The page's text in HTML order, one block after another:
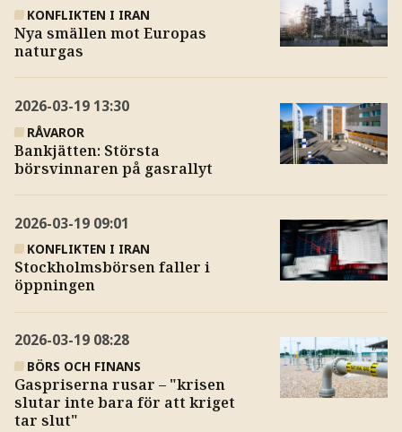
KONFLIKTEN I IRAN
Nya smällen mot Europas
naturgas
2026-03-19 13:30
RÅVAROR
Bankjätten: Största
börsvinnaren på gasrallyt
2026-03-19 09:01
KONFLIKTEN I IRAN
Stockholmsbörsen faller i
öppningen
2026-03-19 08:28
BÖRS OCH FINANS
Gaspriserna rusar – "krisen
slutar inte bara för att kriget
tar slut"